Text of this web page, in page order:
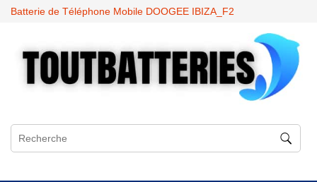
Batterie de Téléphone Mobile DOOGEE IBIZA_F2